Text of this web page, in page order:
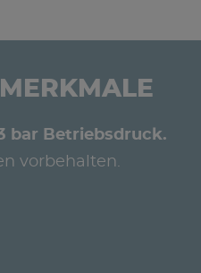
bar Betriebsdruck.
vorbehalten.